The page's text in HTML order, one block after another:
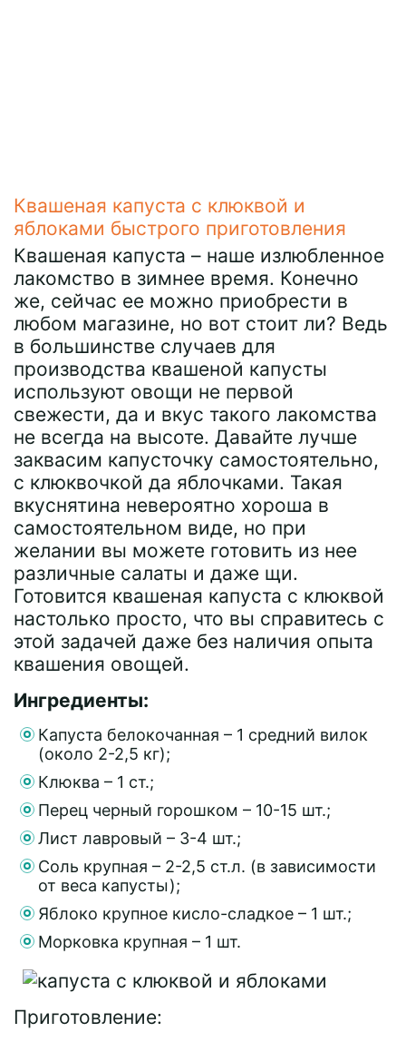
Квашеная капуста с клюквой и
яблоками быстрого приготовления
Квашеная капуста – наше излюбленное
лакомство в зимнее время. Конечно
же, сейчас ее можно приобрести в
любом магазине, но вот стоит ли? Ведь
в большинстве случаев для
производства квашеной капусты
используют овощи не первой
свежести, да и вкус такого лакомства
не всегда на высоте. Давайте лучше
заквасим капусточку самостоятельно,
с клюквочкой да яблочками. Такая
вкуснятина невероятно хороша в
самостоятельном виде, но при
желании вы можете готовить из нее
различные салаты и даже щи.
Готовится квашеная капуста с клюквой
настолько просто, что вы справитесь с
этой задачей даже без наличия опыта
квашения овощей.
Ингредиенты:
Капуста белокочанная – 1 средний вилок
(около 2-2,5 кг);
Клюква – 1 ст.;
Перец черный горошком – 10-15 шт.;
Лист лавровый – 3-4 шт.;
Соль крупная – 2-2,5 ст.л. (в зависимости
от веса капусты);
Яблоко крупное кисло-сладкое – 1 шт.;
Морковка крупная – 1 шт.
Приготовление: